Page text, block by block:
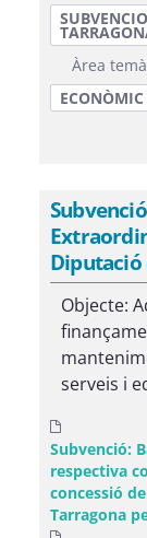
Àrea
ECONÒMIC
Diputació
Objecte:
serveis i
Subvenció:
respectiva
concessió
Tarragona